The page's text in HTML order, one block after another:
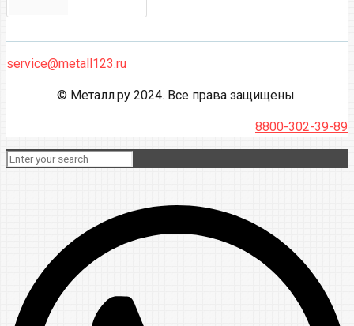
service@metall123.ru
© Металл.ру 2024. Все права защищены.
8800-302-39-89